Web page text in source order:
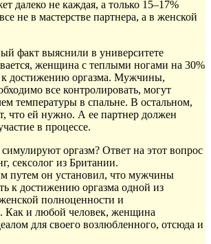
далеко не каждая, а только 15–17%
не в мастерстве партнера, а в женской
факт выяснили в университете
женщина с теплыми ногами на 30%
к достижению оргазма. Мужчины,
все контролировать, могут
температуры в спальне. В остальном,
что ей нужно. А ее партнер должен
в процессе.
оргазм? Ответ на этот вопрос
сексолог из Британии.
путем он установил, что мужчины
к достижению оргазма одной из
полноценности и
Как и любой человек, женщина
для своего возлюбленного, отсюда и